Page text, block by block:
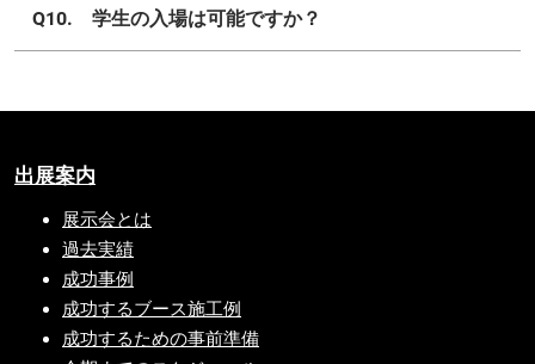
Q10. 学生の入場は可能ですか？
出展案内
展示会とは
過去実績
成功事例
成功するブース施工例
成功するための事前準備